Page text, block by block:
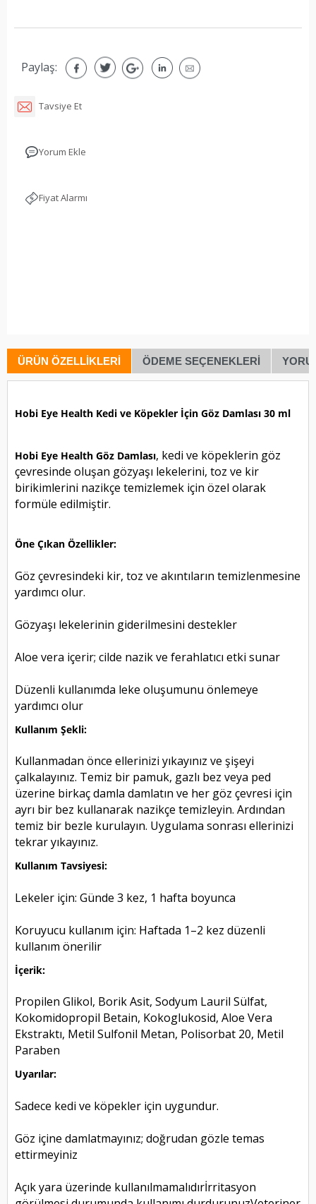
Paylaş:
Tavsiye Et
Yorum Ekle
Fiyat Alarmı
ÜRÜN ÖZELLIKLERI ÖDEME SEÇENEKLERI
Hobi Eye Health Kedi ve Köpekler İçin Göz Damlası 30 ml
Hobi Eye Health Göz Damlası, kedi ve köpeklerin göz
çevresinde oluşan gözyaşı lekelerini, toz ve kir
birikimlerini nazikçe temizlemek için özel olarak
formüle edilmiştir.
Öne Çıkan Özellikler:
Göz çevresindeki kir, toz ve akıntıların temizlenmesine
yardımcı olur.
Gözyaşı lekelerinin giderilmesini destekler
Aloe vera içerir; cilde nazik ve ferahlatıcı etki sunar
Düzenli kullanımda leke oluşumunu önlemeye
yardımcı olur
Kullanım Şekli:
Kullanmadan önce ellerinizi yıkayınız ve şişeyi
çalkalayınız. Temiz bir pamuk, gazlı bez veya ped
üzerine birkaç damla damlatın ve her göz çevresi için
ayrı bir bez kullanarak nazikçe temizleyin. Ardından
temiz bir bezle kurulayın. Uygulama sonrası ellerinizi
tekrar yıkayınız.
Kullanım Tavsiyesi:
Lekeler için: Günde 3 kez, 1 hafta boyunca
Koruyucu kullanım için: Haftada 1–2 kez düzenli
kullanım önerilir
İçerik:
Propilen Glikol, Borik Asit, Sodyum Lauril Sülfat,
Kokomidopropil Betain, Kokoglukosid, Aloe Vera
Ekstraktı, Metil Sulfonil Metan, Polisorbat 20, Metil
Paraben
Uyarılar:
Sadece kedi ve köpekler için uygundur.
Göz içine damlatmayınız; doğrudan gözle temas
ettirmeyiniz
Açık yara üzerinde kullanılmamalıdırİrritasyon